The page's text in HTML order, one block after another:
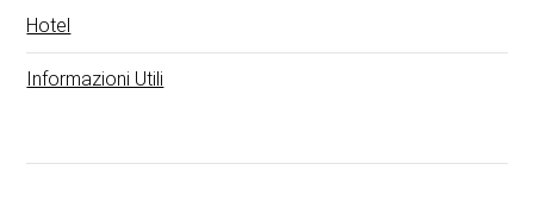
Hotel
Informazioni Utili